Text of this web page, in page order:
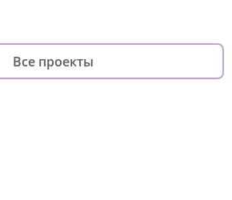
Все проекты